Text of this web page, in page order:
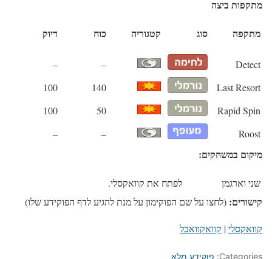
מתקפות ביצה
מתקפה סוג קטגוריה כוח דיוק
Detect
–
–
Last Resort
140
100
Rapid Spin
50
100
Roost
–
–
מיקום במשחקים:
שני וארגמן לפתח את קוואקסלי.
קישורים: (לחצו על שם הפוקימון על מנת להגיע לדף הפוקידע שלו)
קוואקסלי| קוואקוואבל
Categories: פוקידע מלא